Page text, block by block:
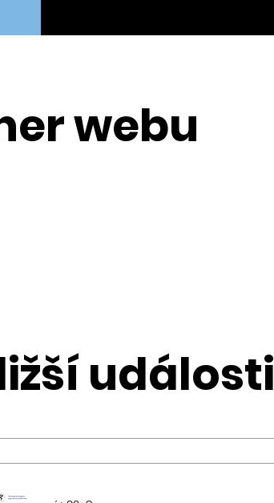
webu
události